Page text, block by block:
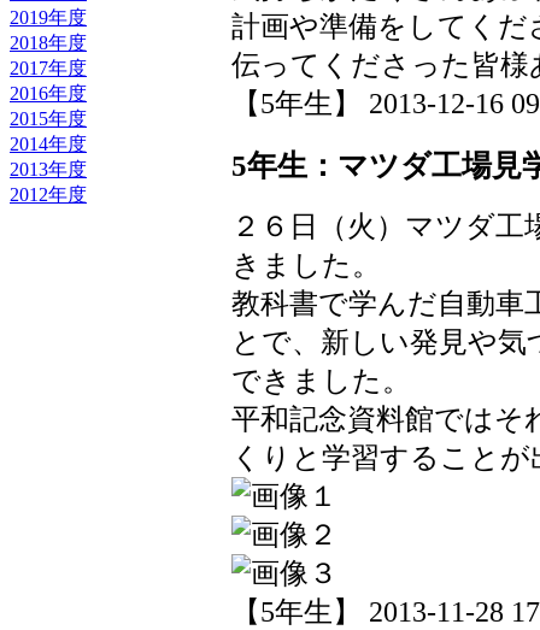
2019年度
2018年度
2017年度
2016年度
2015年度
2014年度
2013年度
2012年度
計画や準備をしてく
伝ってくださった皆
【5年生】 2013-12-16
5年生：マツダ工場見
２６日（火）マツダ
きました。
教科書で学んだ自動車
とで、新しい発見や
できました。
平和記念資料館では
くりと学習すること
【5年生】 2013-11-28